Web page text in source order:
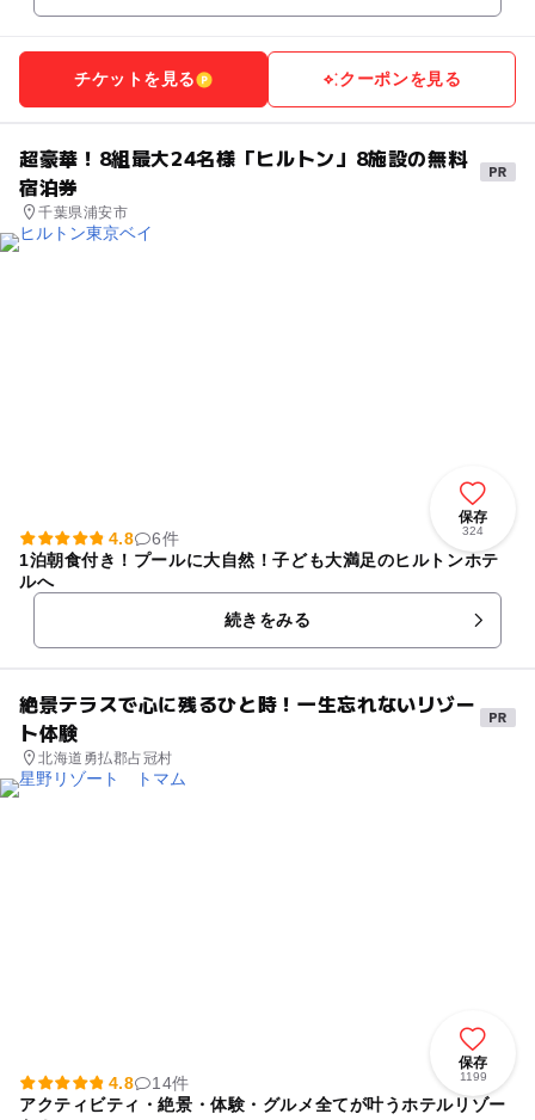
チケットを見る クーポンを見る
超豪華！8組最大24名様「ヒルトン」8施設の無料
宿泊券
千葉県浦安市
保存
324
4.8
6件
1泊朝食付き！プールに大自然！子ども大満足のヒルトンホテ
ルへ
続きをみる
絶景テラスで心に残るひと時！一生忘れないリゾー
ト体験
北海道勇払郡占冠村
保存
1199
4.8
14件
アクティビティ・絶景・体験・グルメ全てが叶うホテルリゾー